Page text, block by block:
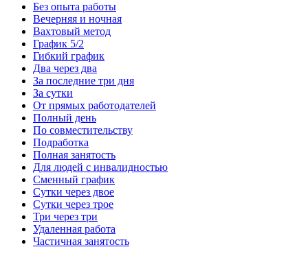
Без опыта работы
Вечерняя и ночная
Вахтовый метод
График 5/2
Гибкий график
Два через два
За последние три дня
За сутки
От прямых работодателей
Полный день
По совместительству
Подработка
Полная занятость
Для людей с инвалидностью
Сменный график
Сутки через двое
Сутки через трое
Три через три
Удаленная работа
Частичная занятость